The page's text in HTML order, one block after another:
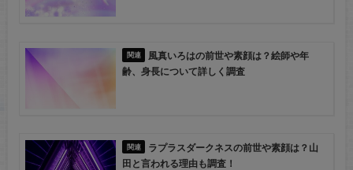
風真いろはの前世や素顔は？絵師や年
齢、身長について詳しく調査
ラプラスダークネスの前世や素顔は？山
田と言われる理由も調査！